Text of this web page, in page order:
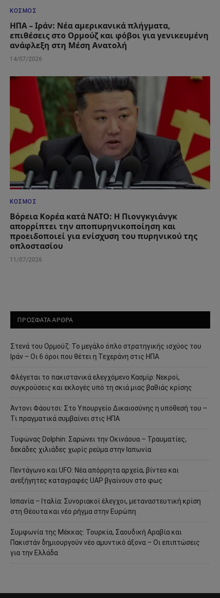
ΚΌΣΜΟΣ
ΗΠΑ – Ιράν: Νέα αμερικανικά πλήγματα,
επιθέσεις στο Ορμούζ και φόβοι για γενικευμένη
ανάφλεξη στη Μέση Ανατολή
14/07/2026
ΚΌΣΜΟΣ
Βόρεια Κορέα κατά ΝΑΤΟ: Η Πιονγκγιάνγκ
απορρίπτει την αποπυρηνικοποίηση και
προειδοποιεί για ενίσχυση του πυρηνικού της
οπλοστασίου
11/07/2026
ΠΡΟΣΦΑΤΑ ΑΡΘΡΑ
Στενά του Ορμούζ: Το μεγάλο όπλο στρατηγικής ισχύος του
Ιράν – Οι 6 όροι που θέτει η Τεχεράνη στις ΗΠΑ
Φλέγεται το πακιστανικά ελεγχόμενο Κασμίρ: Νεκροί,
συγκρούσεις και εκλογές υπό τη σκιά μιας βαθιάς κρίσης
Άντονι Φάουτσι: Στο Υπουργείο Δικαιοσύνης η υπόθεσή του –
Τι πραγματικά συμβαίνει στις ΗΠΑ
Τυφώνας Dolphin: Σαρώνει την Οκινάουα – Τραυματίες,
δεκάδες χιλιάδες χωρίς ρεύμα στην Ιαπωνία
Πεντάγωνο και UFO: Νέα απόρρητα αρχεία, βίντεο και
ανεξήγητες καταγραφές UAP βγαίνουν στο φως
Ισπανία – Ιταλία: Συνοριακοί έλεγχοι, μεταναστευτική κρίση
στη Θέουτα και νέο ρήγμα στην Ευρώπη
Συμφωνία της Μέκκας: Τουρκία, Σαουδική Αραβία και
Πακιστάν δημιουργούν νέο αμυντικό άξονα – Οι επιπτώσεις
για την Ελλάδα